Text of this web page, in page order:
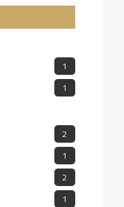
1
1
2
1
2
1